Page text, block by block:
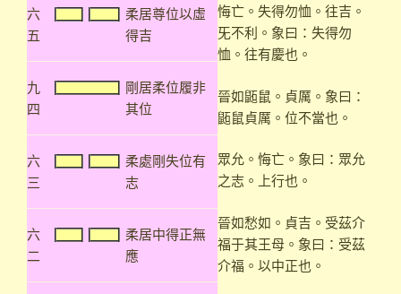
六
五
柔居尊位以虛
得吉
九
四
剛居柔位履非
其位
六
三
柔處剛失位有
志
六
二
柔居中得正無
應
悔亡。失得勿恤。往吉。
旡不利。象曰：失得勿
恤。往有慶也。
晉如鼫鼠。貞厲。象曰：
鼫鼠貞厲。位不當也。
眾允。悔亡。象曰：眾允
之志。上行也。
晉如愁如。貞吉。受茲介
福于其王母。象曰：受茲
介福。以中正也。